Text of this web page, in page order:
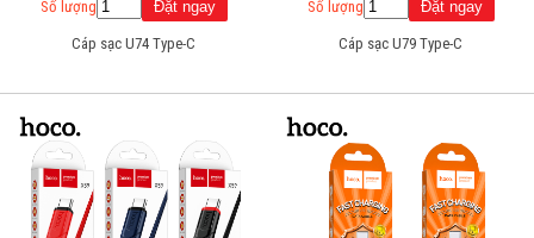
Số lượng
Cáp sạc U74 Type-C
Số lượng
Cáp sạc U79 Type-C